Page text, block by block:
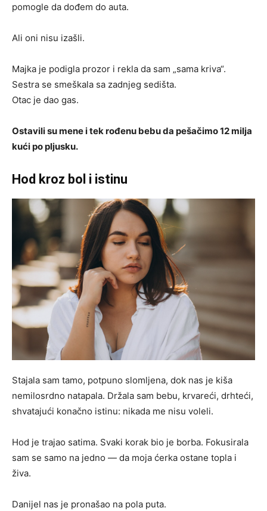
pomogle da dođem do auta.
Ali oni nisu izašli.
Majka je podigla prozor i rekla da sam „sama kriva“.
Sestra se smeškala sa zadnjeg sedišta.
Otac je dao gas.
Ostavili su mene i tek rođenu bebu da pešačimo 12 milja
kući po pljusku.
Hod kroz bol i istinu
Stajala sam tamo, potpuno slomljena, dok nas je kiša
nemilosrdno natapala. Držala sam bebu, krvareći, drhteći,
shvatajući konačno istinu: nikada me nisu voleli.
Hod je trajao satima. Svaki korak bio je borba. Fokusirala
sam se samo na jedno — da moja ćerka ostane topla i
živa.
Danijel nas je pronašao na pola puta.